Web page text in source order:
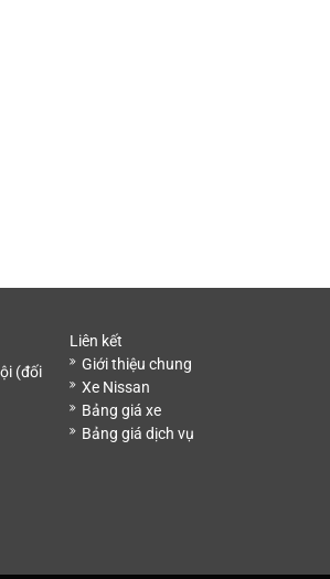
(đối
Liên kết
Giới thiệu chung
Xe Nissan
Bảng giá xe
Bảng giá dịch vụ